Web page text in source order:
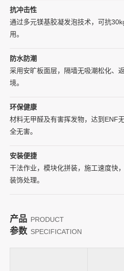
建筑被动防火系统
抗冲击性
通过多元镁基胶凝发泡技术，可抗
用。
防水防潮
采用安旷板面层，隔墙无吸潮松化、
境。
环保健康
材料无甲醛及有害挥发物，达到ENF
全无害。
安装便捷
干法作业，模块化拼装，施工速度快
装饰处理。
产品
参数
PRODUCT
SPECIFICATION